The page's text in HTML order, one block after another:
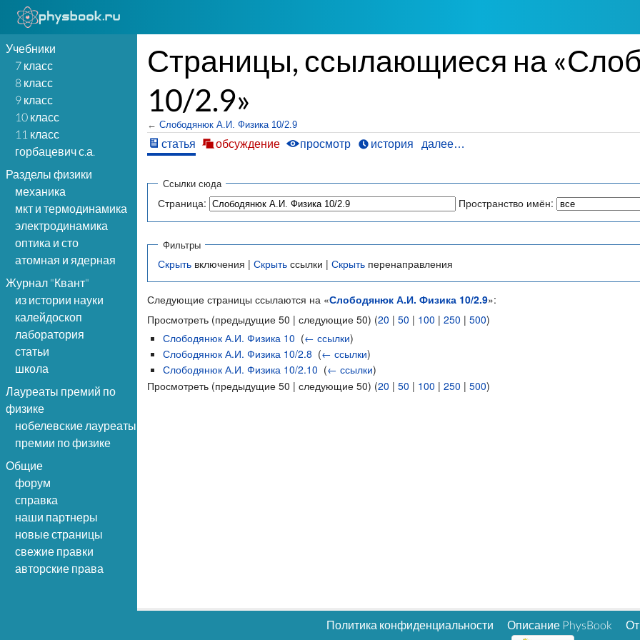
Учебники
7 класс
8 класс
9 класс
10 класс
11 класс
горбацевич с.а.
Разделы физики
механика
мкт и термодинамика
электродинамика
оптика и сто
атомная и ядерная
Журнал "Квант"
из истории науки
калейдоскоп
лаборатория
статьи
школа
Лауреаты премий по
физике
нобелевские лауреаты
премии по физике
Общие
форум
справка
наши партнеры
новые страницы
свежие правки
авторские права
Страницы, ссылающиеся на
10/2.9»
←Слободянюк А.И. Физика 10/2.9
статья обсуждение просмотр история далее…
Ссылки сюда
Страница: Пространство имён:
Фильтры
Скрыть включения | Скрыть ссылки | Скрыть перенаправления
Следующие страницы ссылаются на «Слободянюк А.И. Физика 10/2.9»:
Просмотреть (предыдущие 50 | следующие 50) (20 | 50 | 100 | 250 | 500)
Слободянюк А.И. Физика 10 (← ссылки)
Слободянюк А.И. Физика 10/2.8 (← ссылки)
Слободянюк А.И. Физика 10/2.10 (← ссылки)
Просмотреть (предыдущие 50 | следующие 50) (20 | 50 | 100 | 250 | 500)
Политика конфиденциальности Описание PhysBook